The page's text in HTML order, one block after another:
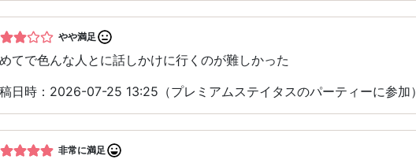
やや満足
てで色んな人とに話しかけに行くのが難しかった
日時：2026-07-25 13:25（プレミアムステイタスのパーティーに参加）
非常に満足